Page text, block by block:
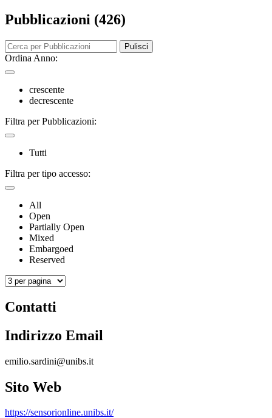
Pubblicazioni (426)
Pulisci
Ordina Anno:
crescente
decrescente
Filtra per Pubblicazioni:
Tutti
Filtra per tipo accesso:
All
Open
Partially Open
Mixed
Embargoed
Reserved
Contatti
Indirizzo Email
emilio.sardini@unibs.it
Sito Web
https://sensorionline.unibs.it/